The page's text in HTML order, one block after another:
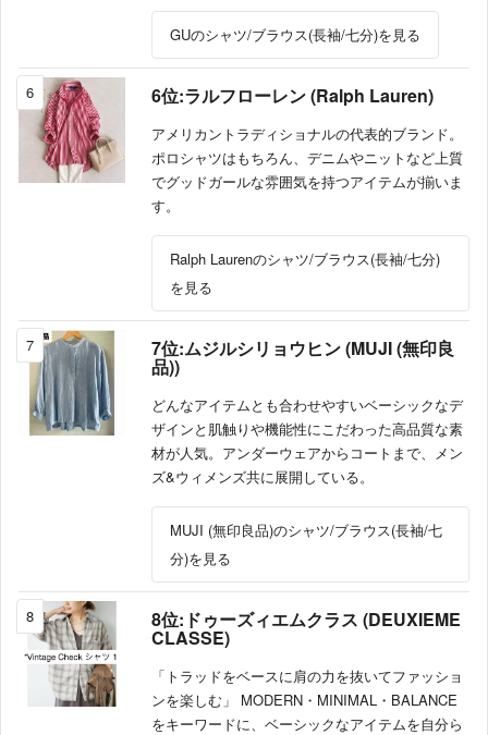
GUのシャツ/ブラウス(長袖/七分)を見る
6 6位:ラルフローレン (Ralph Lauren)
アメリカントラディショナルの代表的ブランド。
ポロシャツはもちろん、デニムやニットなど上質
でグッドガールな雰囲気を持つアイテムが揃いま
す。
Ralph Laurenのシャツ/ブラウス(長袖/七分)
を見る
7 7位:ムジルシリョウヒン (MUJI (無印良
品))
どんなアイテムとも合わせやすいベーシックなデ
ザインと肌触りや機能性にこだわった高品質な素
材が人気。アンダーウェアからコートまで、メン
ズ&ウィメンズ共に展開している。
MUJI (無印良品)のシャツ/ブラウス(長袖/七
分)を見る
8 8位:ドゥーズィエムクラス (DEUXIEME
CLASSE)
「トラッドをベースに肩の力を抜いてファッショ
ンを楽しむ」 MODERN・MINIMAL・BALANCE
をキーワードに、ベーシックなアイテムを自分ら